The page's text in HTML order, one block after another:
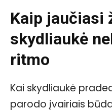
Kaip jaučiasi
skydliaukė
ritmo
Kai skydliaukė
parodo įvairiais